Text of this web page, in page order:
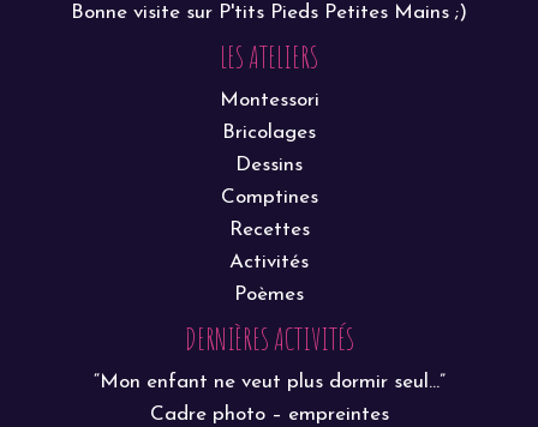
Bonne visite sur P'tits Pieds Petites Mains ;)
LES ATELIERS
Montessori
Bricolages
Dessins
Comptines
Recettes
Activités
Poèmes
DERNIÈRES ACTIVITÉS
“Mon enfant ne veut plus dormir seul…”
Cadre photo – empreintes